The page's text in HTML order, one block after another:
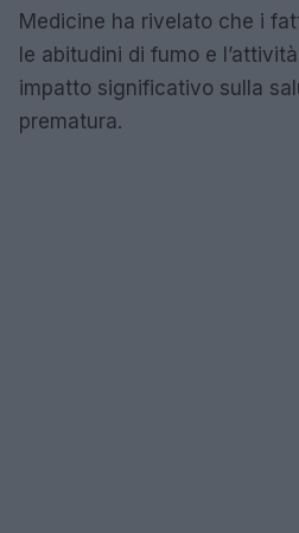
Medicine ha rivelato che i
le abitudini di fumo e
impatto significativo sulla
prematura.